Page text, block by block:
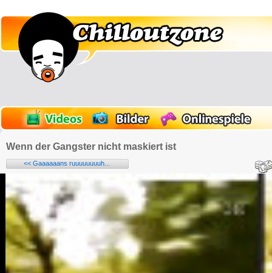
Wenn der Gangster nicht maskiert ist
<< Gaaaaaans ruuuuuuuuh...